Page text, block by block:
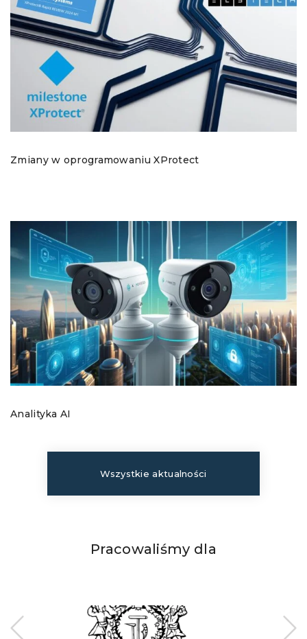
Zmiany w oprogramowaniu XProtect
Analityka AI
Wszystkie aktualności
Pracowaliśmy dla